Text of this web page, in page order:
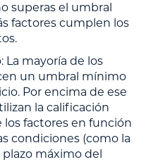
superas el umbral
factores cumplen los
La mayoría de los
un umbral mínimo
Por encima de ese
la calificación
factores en función
condiciones (como la
máximo del